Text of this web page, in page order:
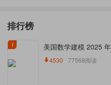
排行榜
1 美国数学建模 2025
4530 77568阅读